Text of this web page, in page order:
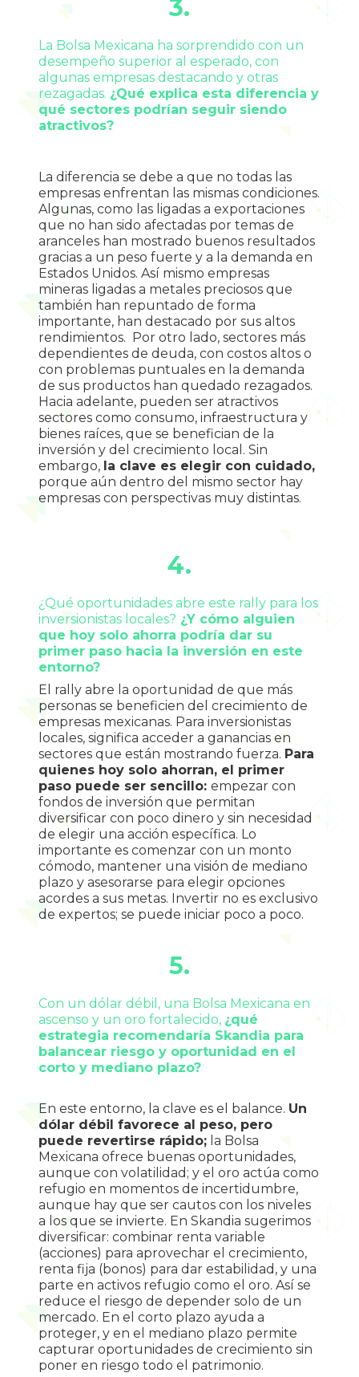
3.
La Bolsa Mexicana ha sorprendido con un
desempeño superior al esperado, con
algunas empresas destacando y otras
rezagadas. ¿Qué explica esta diferencia y
qué sectores podrían seguir siendo
atractivos?
La diferencia se debe a que no todas las
empresas enfrentan las mismas condiciones.
Algunas, como las ligadas a exportaciones
que no han sido afectadas por temas de
aranceles han mostrado buenos resultados
gracias a un peso fuerte y a la demanda en
Estados Unidos. Así mismo empresas
mineras ligadas a metales preciosos que
también han repuntado de forma
importante, han destacado por sus altos
rendimientos.  Por otro lado, sectores más
dependientes de deuda, con costos altos o
con problemas puntuales en la demanda
de sus productos han quedado rezagados.
Hacia adelante, pueden ser atractivos
sectores como consumo, infraestructura y
bienes raíces, que se benefician de la
inversión y del crecimiento local. Sin
embargo,
porque aún dentro del mismo sector hay
empresas con perspectivas muy distintas.
4.
¿Qué oportunidades abre este rally para los
inversionistas locales? ¿Y cómo alguien
que hoy solo ahorra podría dar su
primer paso hacia la inversión en este
entorno?
El rally abre la oportunidad de que más
personas se beneficien del crecimiento de
empresas mexicanas. Para inversionistas
locales, significa acceder a ganancias en
sectores que están mostrando fuerza. Para
quienes hoy solo ahorran, el primer
paso puede ser sencillo: empezar con
fondos de inversión que permitan
diversificar con poco dinero y sin necesidad
de elegir una acción específica. Lo
importante es comenzar con un monto
cómodo, mantener una visión de mediano
plazo y asesorarse para elegir opciones
acordes a sus metas. Invertir no es exclusivo
de expertos; se puede iniciar poco a poco.
5.
Con un dólar débil, una Bolsa Mexicana en
ascenso y un oro fortalecido, ¿qué
estrategia recomendaría Skandia para
balancear riesgo y oportunidad en el
corto y mediano plazo?
En este entorno, la clave es el balance. Un
dólar débil favorece al peso, pero
puede revertirse rápido; la Bolsa
Mexicana ofrece buenas oportunidades,
aunque con volatilidad; y el oro actúa como
refugio en momentos de incertidumbre,
aunque hay que ser cautos con los niveles
a los que se invierte. En Skandia sugerimos
diversificar: combinar renta variable
(acciones) para aprovechar el crecimiento,
renta fija (bonos) para dar estabilidad, y una
parte en activos refugio como el oro. Así se
reduce el riesgo de depender solo de un
mercado. En el corto plazo ayuda a
proteger, y en el mediano plazo permite
capturar oportunidades de crecimiento sin
poner en riesgo todo el patrimonio.